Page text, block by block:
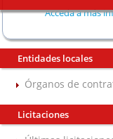
Acceda a más
Entidades locales
Órganos de
Licitaciones